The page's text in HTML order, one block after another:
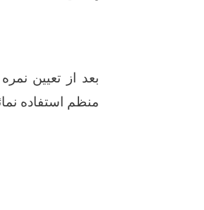
بعد از تعیین
منظم استفاده